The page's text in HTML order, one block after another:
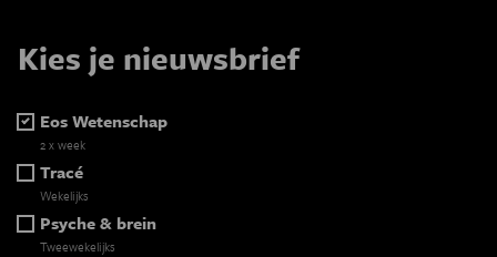
Kies je nieuwsbrief
Eos Wetenschap
2 x week
Tracé
Wekelijks
Psyche & brein
Tweewekelijks